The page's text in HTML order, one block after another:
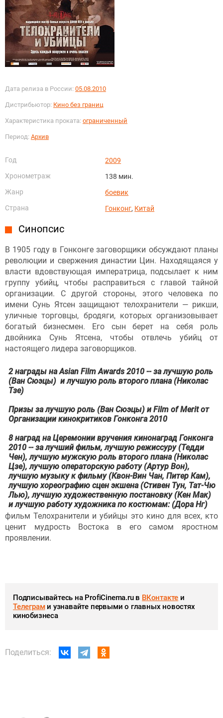
Дата релиза в России: 05.08.2010
Дистрибьютор: Кино без границ
Характеристика проката: ограниченный
Период: Архив
Год
2009
Хронометраж
138 мин.
Жанр
боевик
Страна
Гонконг, Китай
Синопсис
В 1905 году в Гонконге заговорщики обсуждают планы
революции и свержения династии Цин. Находящаяся у
власти вдовствующая императрица, подсылает к ним
группу убийц, чтобы расправиться с главой тайной
организации. С другой стороны, этого человека по
имени Сунь Ятсен защищают телохранители — рикши,
уличные торговцы, бродяги, которых организовывает
богатый бизнесмен. Его сын берет на себя роль
двойника Сунь Ятсена, чтобы отвлечь убийц от
настоящего лидера заговорщиков.
2 награды на Asian Film Awards 2010 -- за лучшую роль
(Ван Сюэцы) и лучшую роль второго плана (Николас
Тзе)
Призы за лучшую роль (Ван Сюэцы) и Film of Merit от
Организации кинокритиков Гонконга 2010
8 наград на Церемонии вручения кинонаград Гонконга
2010 -- за лучший фильм, лучшую режиссуру (Тедди
Чен), лучшую мужскую роль второго плана (Николас
Цзе), лучшую операторскую работу (Артур Вон),
лучшую музыку к фильму (Квон-Вин Чан, Питер Кам),
лучшую хореографию сцен экшена (Стивен Тун, Тат-Чю
Лью), лучшую художественную постановку (Кен Мак)
и лучшую работу художника по костюмам: (Дора Нг)
фильм Телохранители и убийцы это кино для всех, кто
ценит мудрость Востока в его самом яростном
проявлении.
Подписывайтесь на ProfiCinema.ru в ВКонтакте и
Телеграми узнавайте первыми о главных новостях
кинобизнеса
Поделиться: